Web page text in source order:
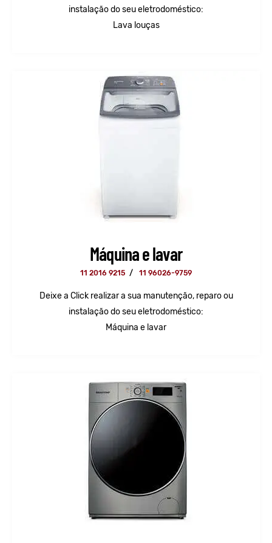
instalação do seu eletrodoméstico:
Lava louças
Máquina e lavar
11 2016 9215 / 11 96026-9759
Deixe a Click realizar a sua manutenção, reparo ou
instalação do seu eletrodoméstico:
Máquina e lavar